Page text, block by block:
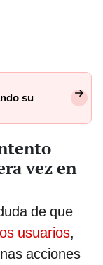
su
vez en
de que
usuarios,
acciones